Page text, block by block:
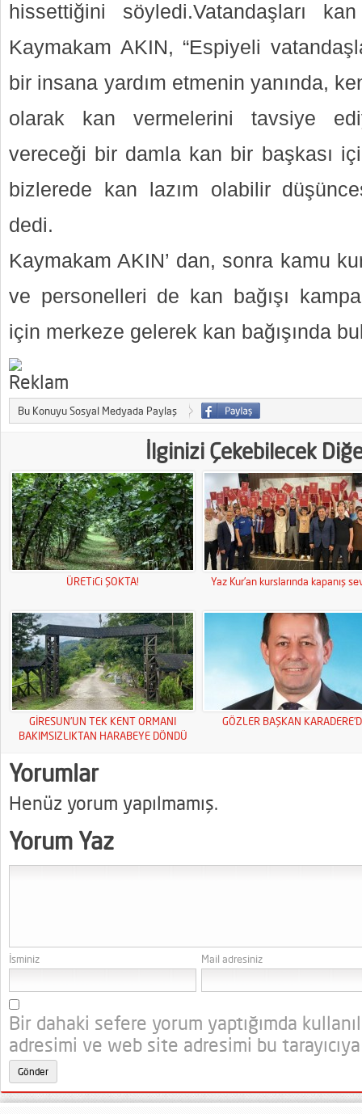
hissettiğini söyledi.Vatandaşları
Kaymakam AKIN, “Espiyeli
bir insana yardım etmenin yanında,
olarak kan vermelerini tavsiye
vereceği bir damla kan bir başkası
bizlerede kan lazım olabilir
dedi.
Kaymakam AKIN’ dan, sonra kamu
ve personelleri de kan bağışı
için merkeze gelerek kan bağışında
Bu Konuyu Sosyal Medyada Paylaş
İlginizi Çekebilecek
ÜRETiCi ŞOKTA! Yaz Kur’an kurslarında kapanış
GİRESUN’UN TEK KENT ORMANI
BAKIMSIZLIKTAN HARABEYE DÖNDÜ
GÖZLER BAŞKAN
Yorumlar
Henüz yorum yapılmamış.
Yorum Yaz
İsminiz Mail adresiniz
Bir dahaki sefere yorum yaptığımda
adresimi ve web site adresimi bu